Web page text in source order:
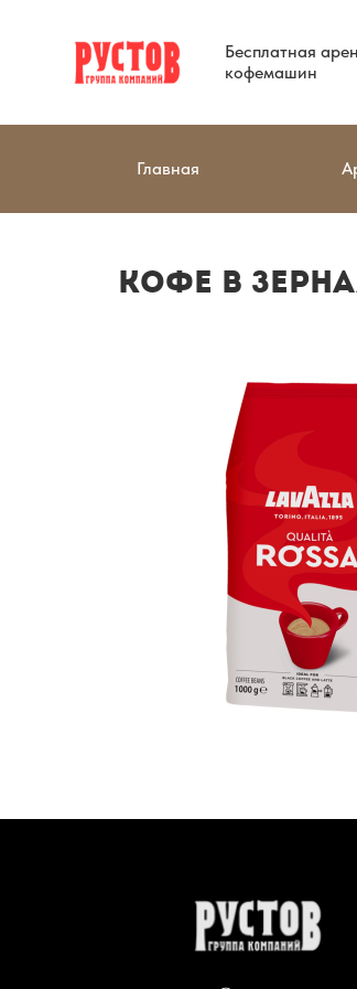
Бесплатная
кофемашин
Главная
Кофе в